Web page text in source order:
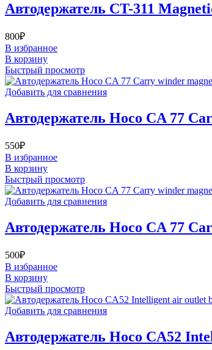
Автодержатель CT-311
800₽
В избранное
В корзину
Быстрый просмотр
Добавить для сравнения
Автодержатель Hoco CA 77
550₽
В избранное
В корзину
Быстрый просмотр
Добавить для сравнения
Автодержатель Hoco CA 77
500₽
В избранное
В корзину
Быстрый просмотр
Добавить для сравнения
Автодержатель Hoco CA52